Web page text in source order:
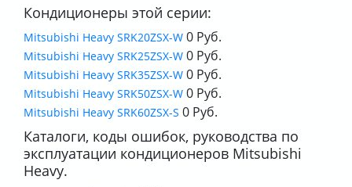
Кондиционеры этой серии:
Mitsubishi Heavy SRK20ZSX-W 0 Руб.
Mitsubishi Heavy SRK25ZSX-W 0 Руб.
Mitsubishi Heavy SRK35ZSX-W 0 Руб.
Mitsubishi Heavy SRK50ZSX-W 0 Руб.
Mitsubishi Heavy SRK60ZSX-S 0 Руб.
Каталоги, коды ошибок, руководства по
эксплуатации кондиционеров Mitsubishi
Heavy.